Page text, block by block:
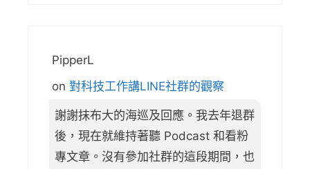
PipperL
on 對科技工作講LINE社群的觀察
謝謝抹布大的海巡及回應。我去年退群
後，現在就維持著聽 Podcast 和看粉
專文章。沒有參加社群的這段期間，也